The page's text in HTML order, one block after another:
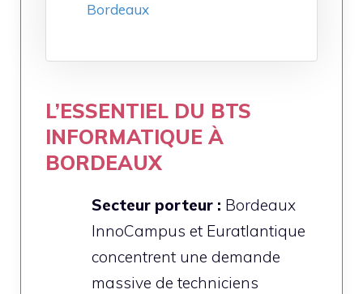
Bordeaux
L’ESSENTIEL DU BTS
INFORMATIQUE À
BORDEAUX
Secteur porteur : Bordeaux
InnoCampus et Euratlantique
concentrent une demande
massive de techniciens